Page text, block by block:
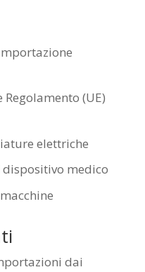
(UE)
elettriche
dispositivo medico
dai